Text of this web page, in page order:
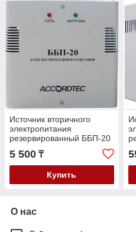
Источник вторичного
электропитания
резервированный ББП-20
металлический корпус
5 500 ₸
Купить
О нас